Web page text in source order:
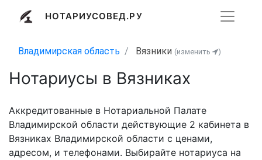
НОТАРИУСОВЕД.РУ
Владимирская область Вязники (изменить )
Нотариусы в Вязниках
Аккредитованные в Нотариальной Палате
Владимирской области действующие 2 кабинета в
Вязниках Владимирской области с ценами,
адресом, и телефонами. Выбирайте нотариуса на